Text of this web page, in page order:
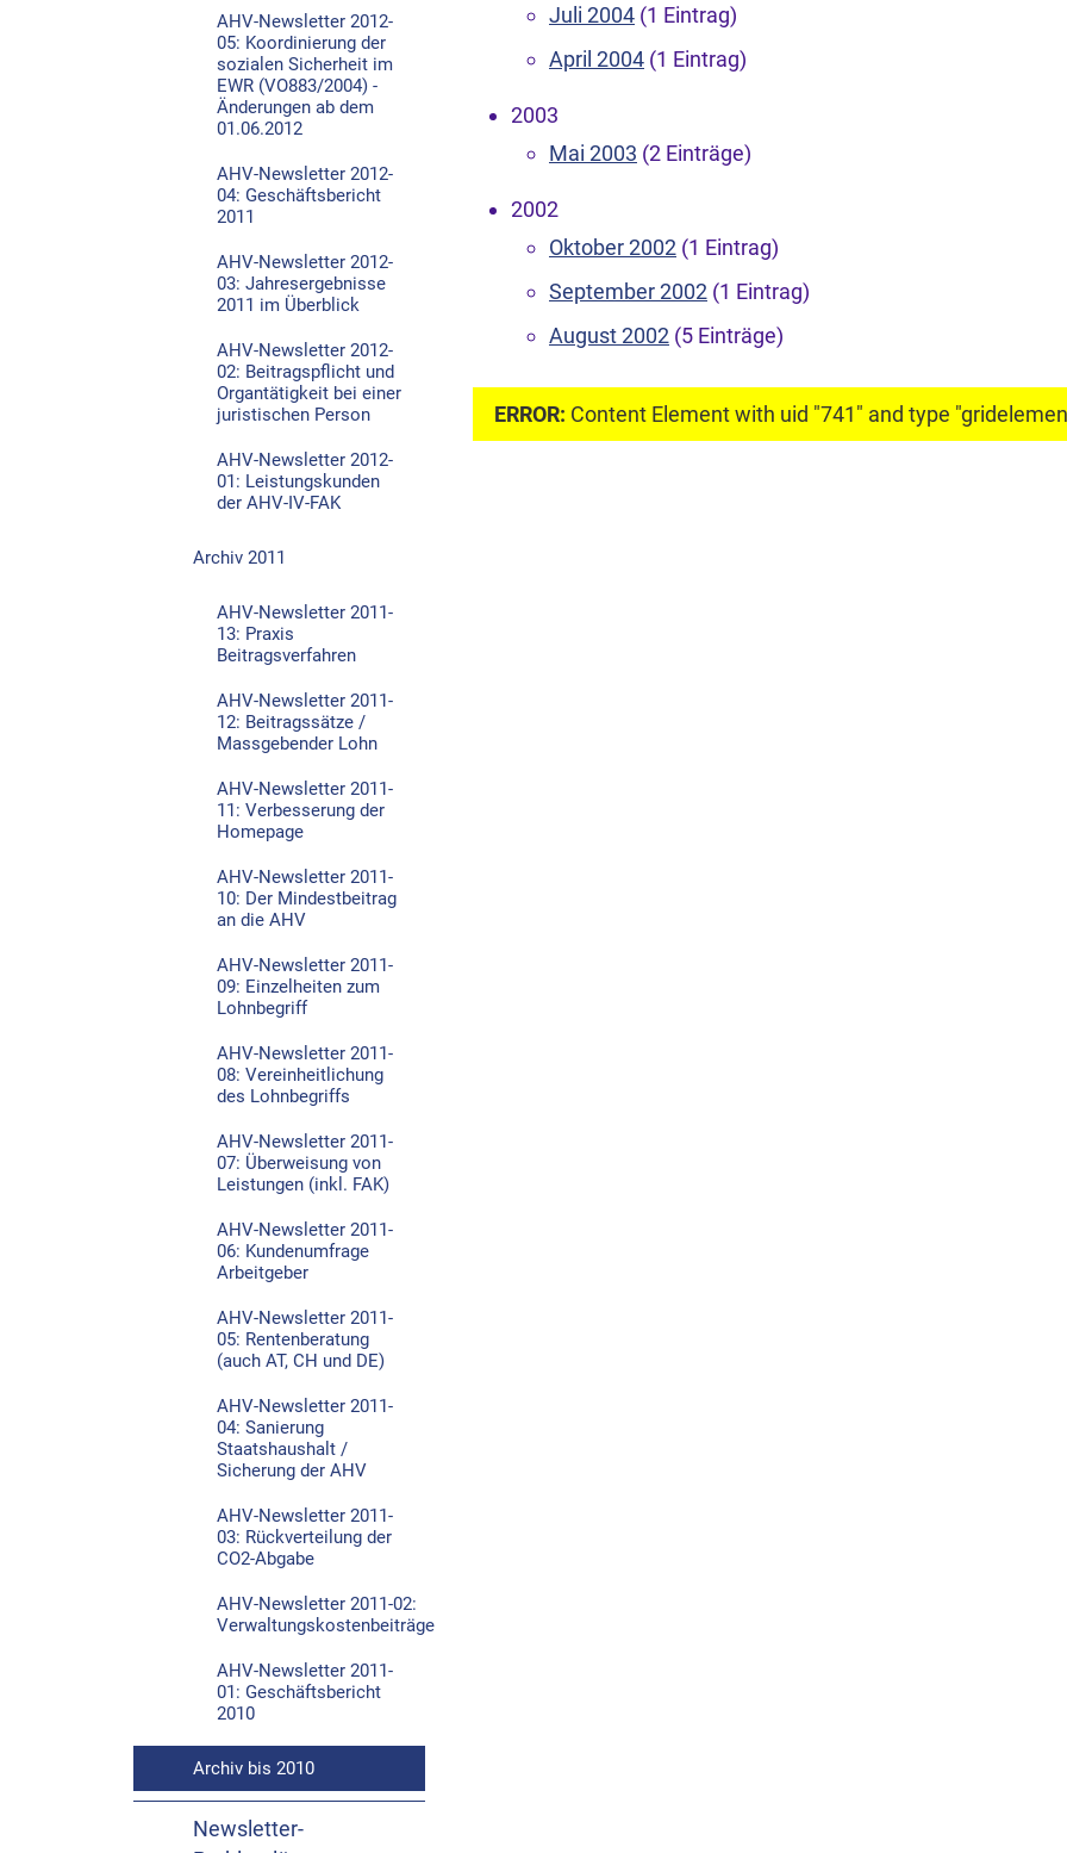
AHV-Newsletter 2012-
05: Koordinierung der
sozialen Sicherheit im
EWR (VO883/2004) -
Änderungen ab dem
01.06.2012
AHV-Newsletter 2012-
04: Geschäftsbericht
2011
AHV-Newsletter 2012-
03: Jahresergebnisse
2011 im Überblick
AHV-Newsletter 2012-
02: Beitragspflicht und
Organtätigkeit bei einer
juristischen Person
AHV-Newsletter 2012-
01: Leistungskunden
der AHV-IV-FAK
Archiv 2011
AHV-Newsletter 2011-
13: Praxis
Beitragsverfahren
AHV-Newsletter 2011-
12: Beitragssätze /
Massgebender Lohn
AHV-Newsletter 2011-
11: Verbesserung der
Homepage
AHV-Newsletter 2011-
10: Der Mindestbeitrag
an die AHV
AHV-Newsletter 2011-
09: Einzelheiten zum
Lohnbegriff
AHV-Newsletter 2011-
08: Vereinheitlichung
des Lohnbegriffs
AHV-Newsletter 2011-
07: Überweisung von
Leistungen (inkl. FAK)
AHV-Newsletter 2011-
06: Kundenumfrage
Arbeitgeber
AHV-Newsletter 2011-
05: Rentenberatung
(auch AT, CH und DE)
AHV-Newsletter 2011-
04: Sanierung
Staatshaushalt /
Sicherung der AHV
AHV-Newsletter 2011-
03: Rückverteilung der
CO2-Abgabe
AHV-Newsletter 2011-02:
Verwaltungskostenbeiträge
AHV-Newsletter 2011-
01: Geschäftsbericht
2010
Archiv bis 2010
Newsletter-
Juli 2004 (1 Eintrag)
April 2004 (1 Eintrag)
2003
Mai 2003 (2 Einträge)
2002
Oktober 2002 (1 Eintrag)
September 2002 (1 Eintrag)
August 2002 (5 Einträge)
ERROR: Content Element with uid "741" and type